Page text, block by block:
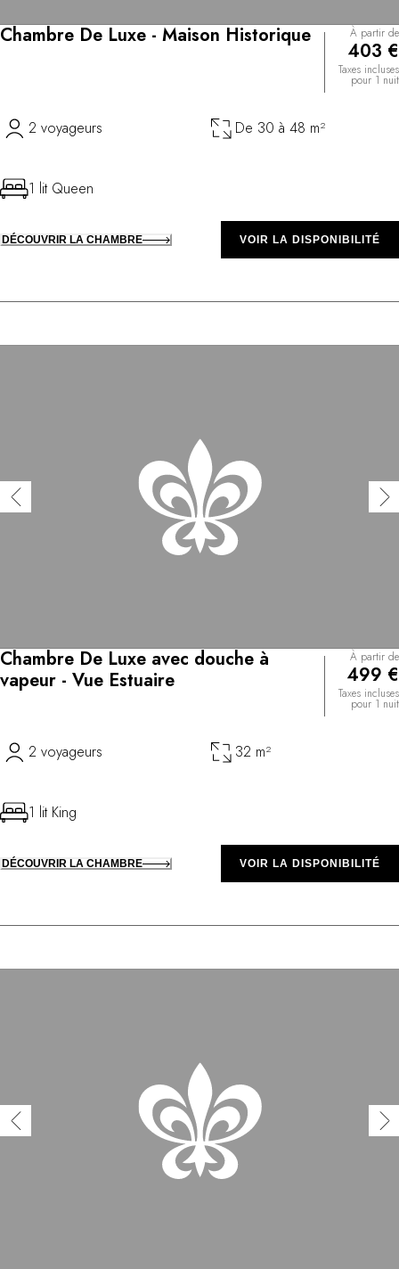
Chambre De Luxe - Maison Historique À partir de
403 €
Taxes incluses
pour 1 nuit
2 voyageurs De 30 à 48 m²
1 lit Queen
DÉCOUVRIR LA CHAMBRE VOIR LA DISPONIBILITÉ
Chambre De Luxe avec douche à
vapeur - Vue Estuaire
À partir de
499 €
Taxes incluses
pour 1 nuit
2 voyageurs 32 m²
1 lit King
DÉCOUVRIR LA CHAMBRE VOIR LA DISPONIBILITÉ